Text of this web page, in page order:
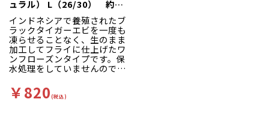
ュラル） L（26/30） 約
27g×10尾入
インドネシアで養殖されたブ
ラックタイガーエビを一度も
凍らせることなく、生のまま
加工してフライに仕上げたワ
ンフローズンタイプです。保
水処理をしていませんので、
けます。
￥820(税込)